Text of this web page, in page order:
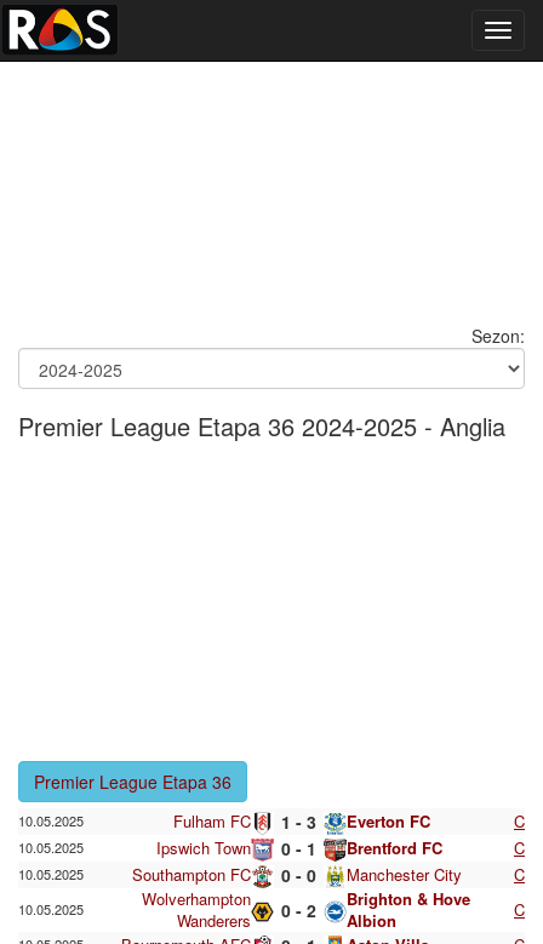
Sezon:
Premier League Etapa 36 2024-2025 - Anglia
Premier League Etapa 36
10.05.2025 Fulham FC 1 - 3 Everton FC C
10.05.2025 Ipswich Town 0 - 1 Brentford FC C
10.05.2025 Southampton FC 0 - 0 Manchester City C
10.05.2025
Wolverhampton
Wanderers
0 - 2
Brighton & Hove
Albion
C